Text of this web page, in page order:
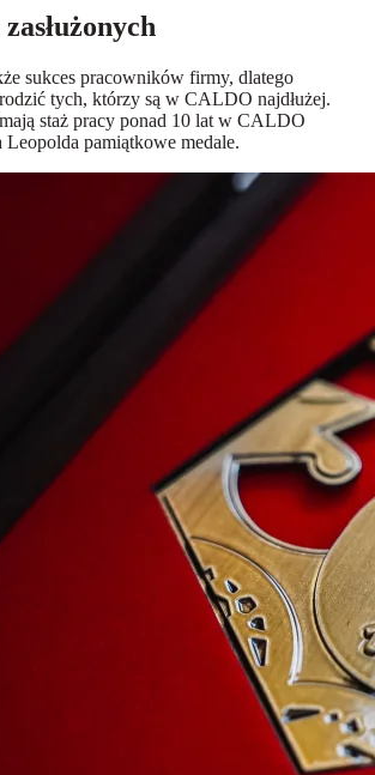
sukces pracowników firmy, dlatego
tych, którzy są w CALDO najdłużej.
staż pracy ponad 10 lat w CALDO
Leopolda pamiątkowe medale.